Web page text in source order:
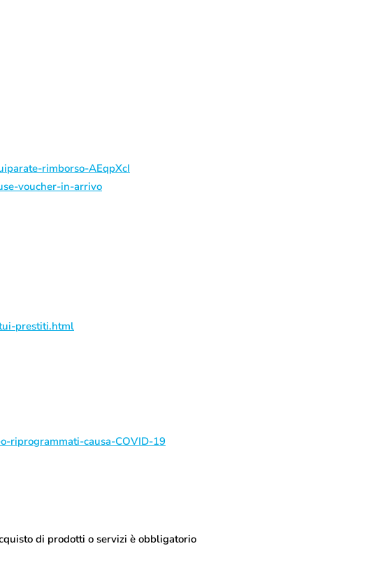
rimborso-AEqpXcI
voucher-in-arrivo
prestiti.html
riprogrammati-causa-COVID-19
di prodotti o servizi è obbligatorio